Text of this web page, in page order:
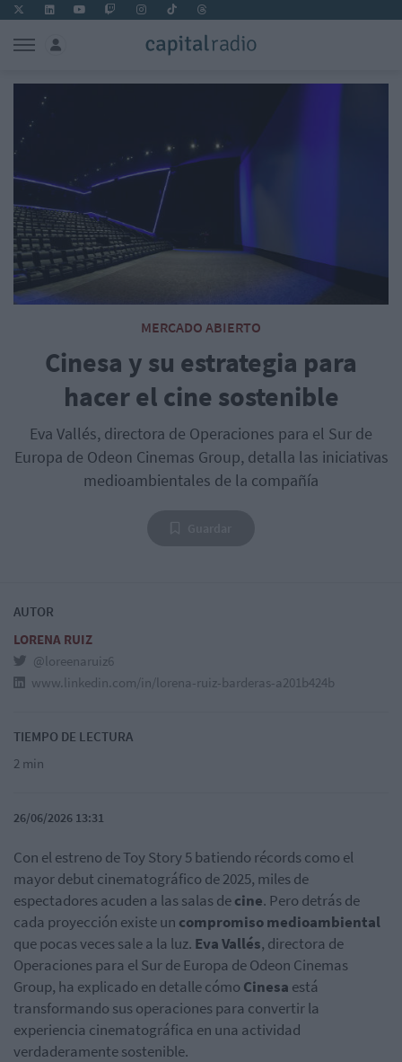
MERCADO ABIERTO
Cinesa y su estrategia para
hacer el cine sostenible
Eva Vallés, directora de Operaciones para el Sur de
Europa de Odeon Cinemas Group, detalla las iniciativas
medioambientales de la compañía
AUTOR
LORENA RUIZ
@loreenaruiz6
www.linkedin.com/in/lorena-ruiz-barderas-a201b424b
TIEMPO DE LECTURA
2 min
26/06/2026 13:31
Con el estreno de Toy Story 5 batiendo récords como el
mayor debut cinematográfico de 2025, miles de
espectadores acuden a las salas decine. Pero detrás de
cada proyección existe un compromiso medioambiental
que pocas veces sale a la luz. Eva Vallés, directora de
Operaciones para el Sur de Europa de Odeon Cinemas
Group, ha explicado en detalle cómo Cinesa está
transformando sus operaciones para convertir la
experiencia cinematográfica en una actividad
verdaderamente sostenible.